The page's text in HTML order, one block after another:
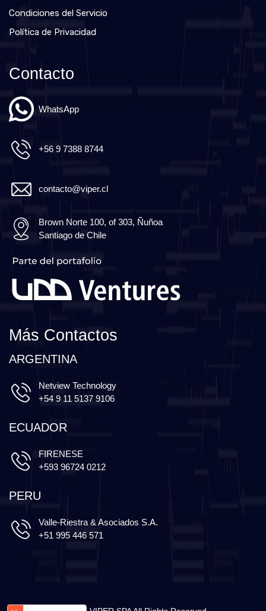
Condiciones del Servicio
Política de Privacidad
Contacto
WhatsApp
+56 9 7388 8744
contacto@viper.cl
Brown Norte 100, of 303, Ñuñoa
Santiago de Chile
Más Contactos
ARGENTINA
Netview Technology
+54 9 11 5137 9106
ECUADOR
FIRENESE
+593 96724 0212
PERU
Valle-Riestra & Asociados S.A.
+51 995 446 571